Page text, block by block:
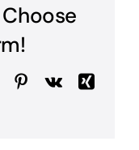
TumblrPinterest
Vk
Xing